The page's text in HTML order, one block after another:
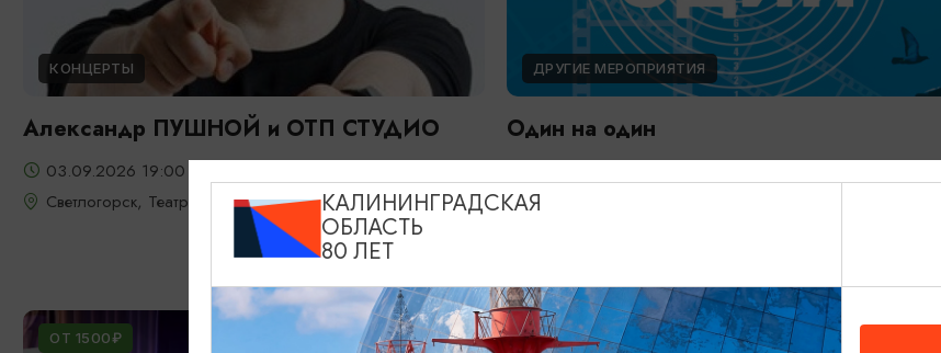
КОНЦЕРТЫ
Александр ПУШНОЙ и ОТП СТУДИО
03.09.2026 19:00
Светлогорск, Театр эстрады «Янтарь-холл»
ДРУГИЕ МЕРОПРИЯТИЯ
Один на один
Калининград, Калининградская областная филармония
ОТ 1500₽ ОТ 400₽
КАЛИНИНГРАДСКАЯ
ОБЛАСТЬ
80 ЛЕТ